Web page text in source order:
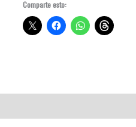
Comparte esto: